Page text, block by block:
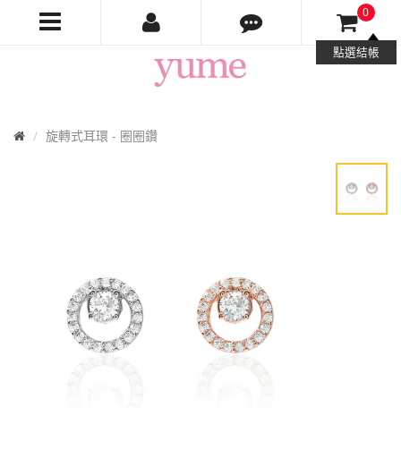
0
點選結帳
Yume
Jewelry
首
旋轉式耳環 - 圈圈鑽